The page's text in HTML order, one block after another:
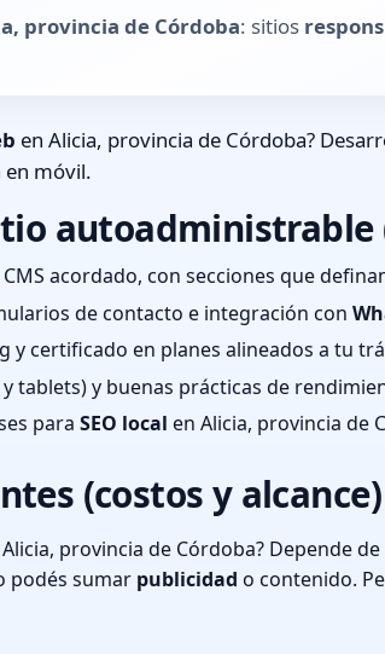
provincia de Córdoba: sitios
en Alicia, provincia de Córdoba?
en móvil.
autoadministrable
acordado, con secciones que
de contacto e integración con
y certificado en planes alineados a tu
tablets) y buenas prácticas de
para SEO local en Alicia, provincia de
(costos y alcance)
provincia de Córdoba? Depende
podés sumar publicidad o contenido.